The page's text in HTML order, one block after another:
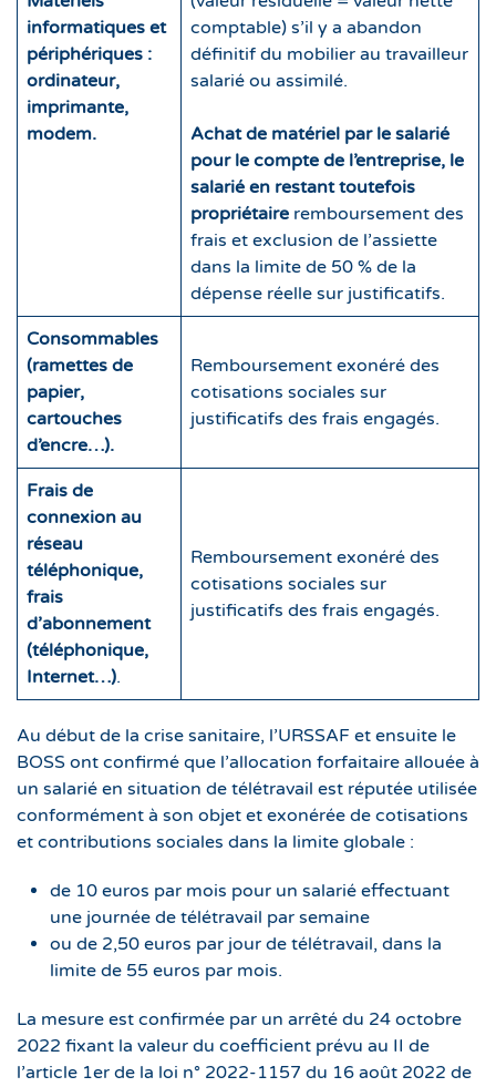
informatiques et
périphériques :
ordinateur,
imprimante,
modem.
comptable) s’il y a abandon
définitif du mobilier au travailleur
salarié ou assimilé.
Achat de matériel par le salarié
pour le compte de l’entreprise, le
salarié en restant toutefois
propriétaire remboursement des
frais et exclusion de l’assiette
dans la limite de 50 % de la
dépense réelle sur justificatifs.
Consommables
(ramettes de
papier,
cartouches
d’encre…).
Remboursement exonéré des
cotisations sociales sur
justificatifs des frais engagés.
Frais de
connexion au
réseau
téléphonique,
frais
d’abonnement
(téléphonique,
Internet…).
Remboursement exonéré des
cotisations sociales sur
justificatifs des frais engagés.
Au début de la crise sanitaire, l’URSSAF et ensuite le
BOSS ont confirmé que l’allocation forfaitaire allouée à
un salarié en situation de télétravail est réputée utilisée
conformément à son objet et exonérée de cotisations
et contributions sociales dans la limite globale :
de 10 euros par mois pour un salarié effectuant
une journée de télétravail par semaine
ou de 2,50 euros par jour de télétravail, dans la
limite de 55 euros par mois.
La mesure est confirmée par un arrêté du 24 octobre
2022 fixant la valeur du coefficient prévu au II de
l’article 1er de la loi n° 2022-1157 du 16 août 2022 de